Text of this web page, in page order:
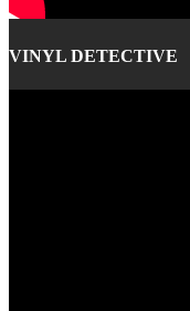
VINYL DETECTIVE